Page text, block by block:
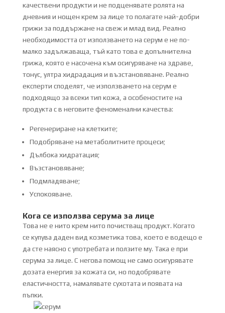
качествени продукти и не подценявате ролята на
дневния и нощен крем за лице то полагате най-добри
грижи за поддържане на свеж и млад вид. Реално
необходимостта от използването на серум е не по-
малко задължаваща, тъй като това е допълнителна
грижа, която е насочена към осигуряване на здраве,
тонус, ултра хидрадация и възстановяване. Реално
експерти споделят, че използването на серум е
подходящо за всеки тип кожа, а особеностите на
продукта с в неговите феноменални качества:
Регенериране на клетките;
Подобряване на метаболитните процеси;
Дълбока хидратация;
Възстановяване;
Подмладяване;
Успокояване.
Кога се използва серума за лице
Това не е нито крем нито почистващ продукт. Когато
се купува даден вид козметика това, което е водещо е
да сте наясно с употребата и ползите му. Така е при
серума за лице. С негова помощ не само осигурявате
дозата енергия за кожата си, но подобрявате
еластичността, намалявате сухотата и появата на
пъпки.